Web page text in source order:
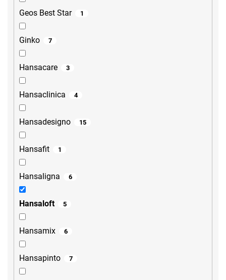
Geos Best Star 1
Ginko 7
Hansacare 3
Hansaclinica 4
Hansadesigno 15
Hansafit 1
Hansaligna 6
Hansaloft 5
Hansamix 6
Hansapinto 7